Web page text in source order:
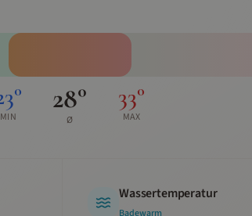
°
MIN
28°
Ø
33°
MAX
Wassertemperatur
Badewarm